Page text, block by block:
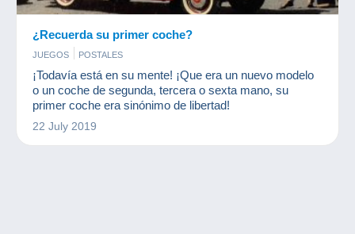
¿Recuerda su primer coche?
JUEGOS POSTALES
¡Todavía está en su mente! ¡Que era un nuevo modelo
o un coche de segunda, tercera o sexta mano, su
primer coche era sinónimo de libertad!
22 July 2019